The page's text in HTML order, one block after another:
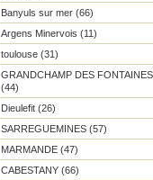
Banyuls sur mer (66)
Argens Minervois (11)
toulouse (31)
GRANDCHAMP DES FONTAINES
(44)
Dieulefit (26)
SARREGUEMINES (57)
MARMANDE (47)
CABESTANY (66)